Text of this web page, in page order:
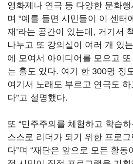
영화제나 연극 등 다양한 문화
며 “예를 들면 시민들이 이 센터
재’라는 공간이 있는데, 거기서
나누고 또 강의실이 여러 개 있
에 모여서 아이디어를 모으고
는 홀도 있다. 여기 한 300명 정
여기서 노래도 부르고 연극도
다”고 설명했다.
또 “민주주의를 체험하고 학습
스스로 리더가 되기 위한 프로
다”며 “재단은 앞으로 모든 활동